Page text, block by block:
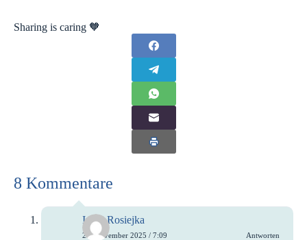
Sharing is caring 🧡
8 Kommentare
Imke Rosiejka
22. November 2025 / 7:09 Antworten